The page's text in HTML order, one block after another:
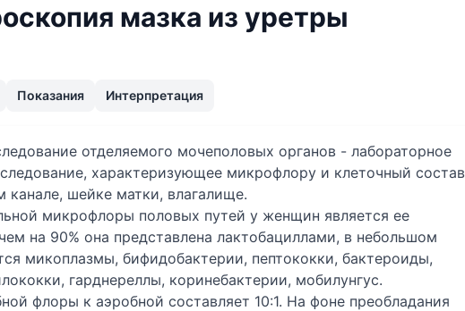
мазка из уретры
Показания Интерпретация
отделяемого мочеполовых органов - лабораторное
характеризующее микрофлору и клеточный состав
канале, шейке матки, влагалище.
микрофлоры половых путей у женщин является ее
на 90% она представлена лактобациллами, в небольшом
микоплазмы, бифидобактерии, пептококки, бактероиды,
гарднереллы, коринебактерии, мобилунгус.
флоры к аэробной составляет 10:1. На фоне преобладания